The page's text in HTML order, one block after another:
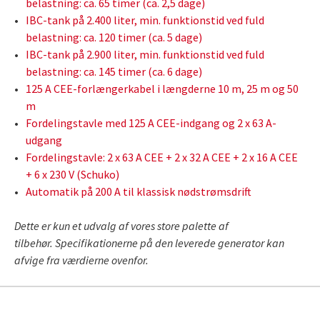
belastning: ca. 65 timer (ca. 2,5 dage)
IBC-tank på 2.400 liter, min. funktionstid ved fuld
belastning: ca. 120 timer (ca. 5 dage)
IBC-tank på 2.900 liter, min. funktionstid ved fuld
belastning: ca. 145 timer (ca. 6 dage)
125 A CEE-forlængerkabel i længderne 10 m, 25 m og 50
m
Fordelingstavle med 125 A CEE-indgang og 2 x 63 A-
udgang
Fordelingstavle: 2 x 63 A CEE + 2 x 32 A CEE + 2 x 16 A CEE
+ 6 x 230 V (Schuko)
Automatik på 200 A til klassisk nødstrømsdrift
Dette er kun et udvalg af vores store palette af
tilbehør. Specifikationerne på den leverede generator kan
afvige fra værdierne ovenfor.